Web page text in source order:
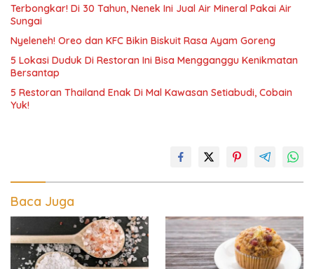
Terbongkar! Di 30 Tahun, Nenek Ini Jual Air Mineral Pakai Air
Sungai
Nyeleneh! Oreo dan KFC Bikin Biskuit Rasa Ayam Goreng
5 Lokasi Duduk Di Restoran Ini Bisa Mengganggu Kenikmatan
Bersantap
5 Restoran Thailand Enak Di Mal Kawasan Setiabudi, Cobain
Yuk!
Baca Juga